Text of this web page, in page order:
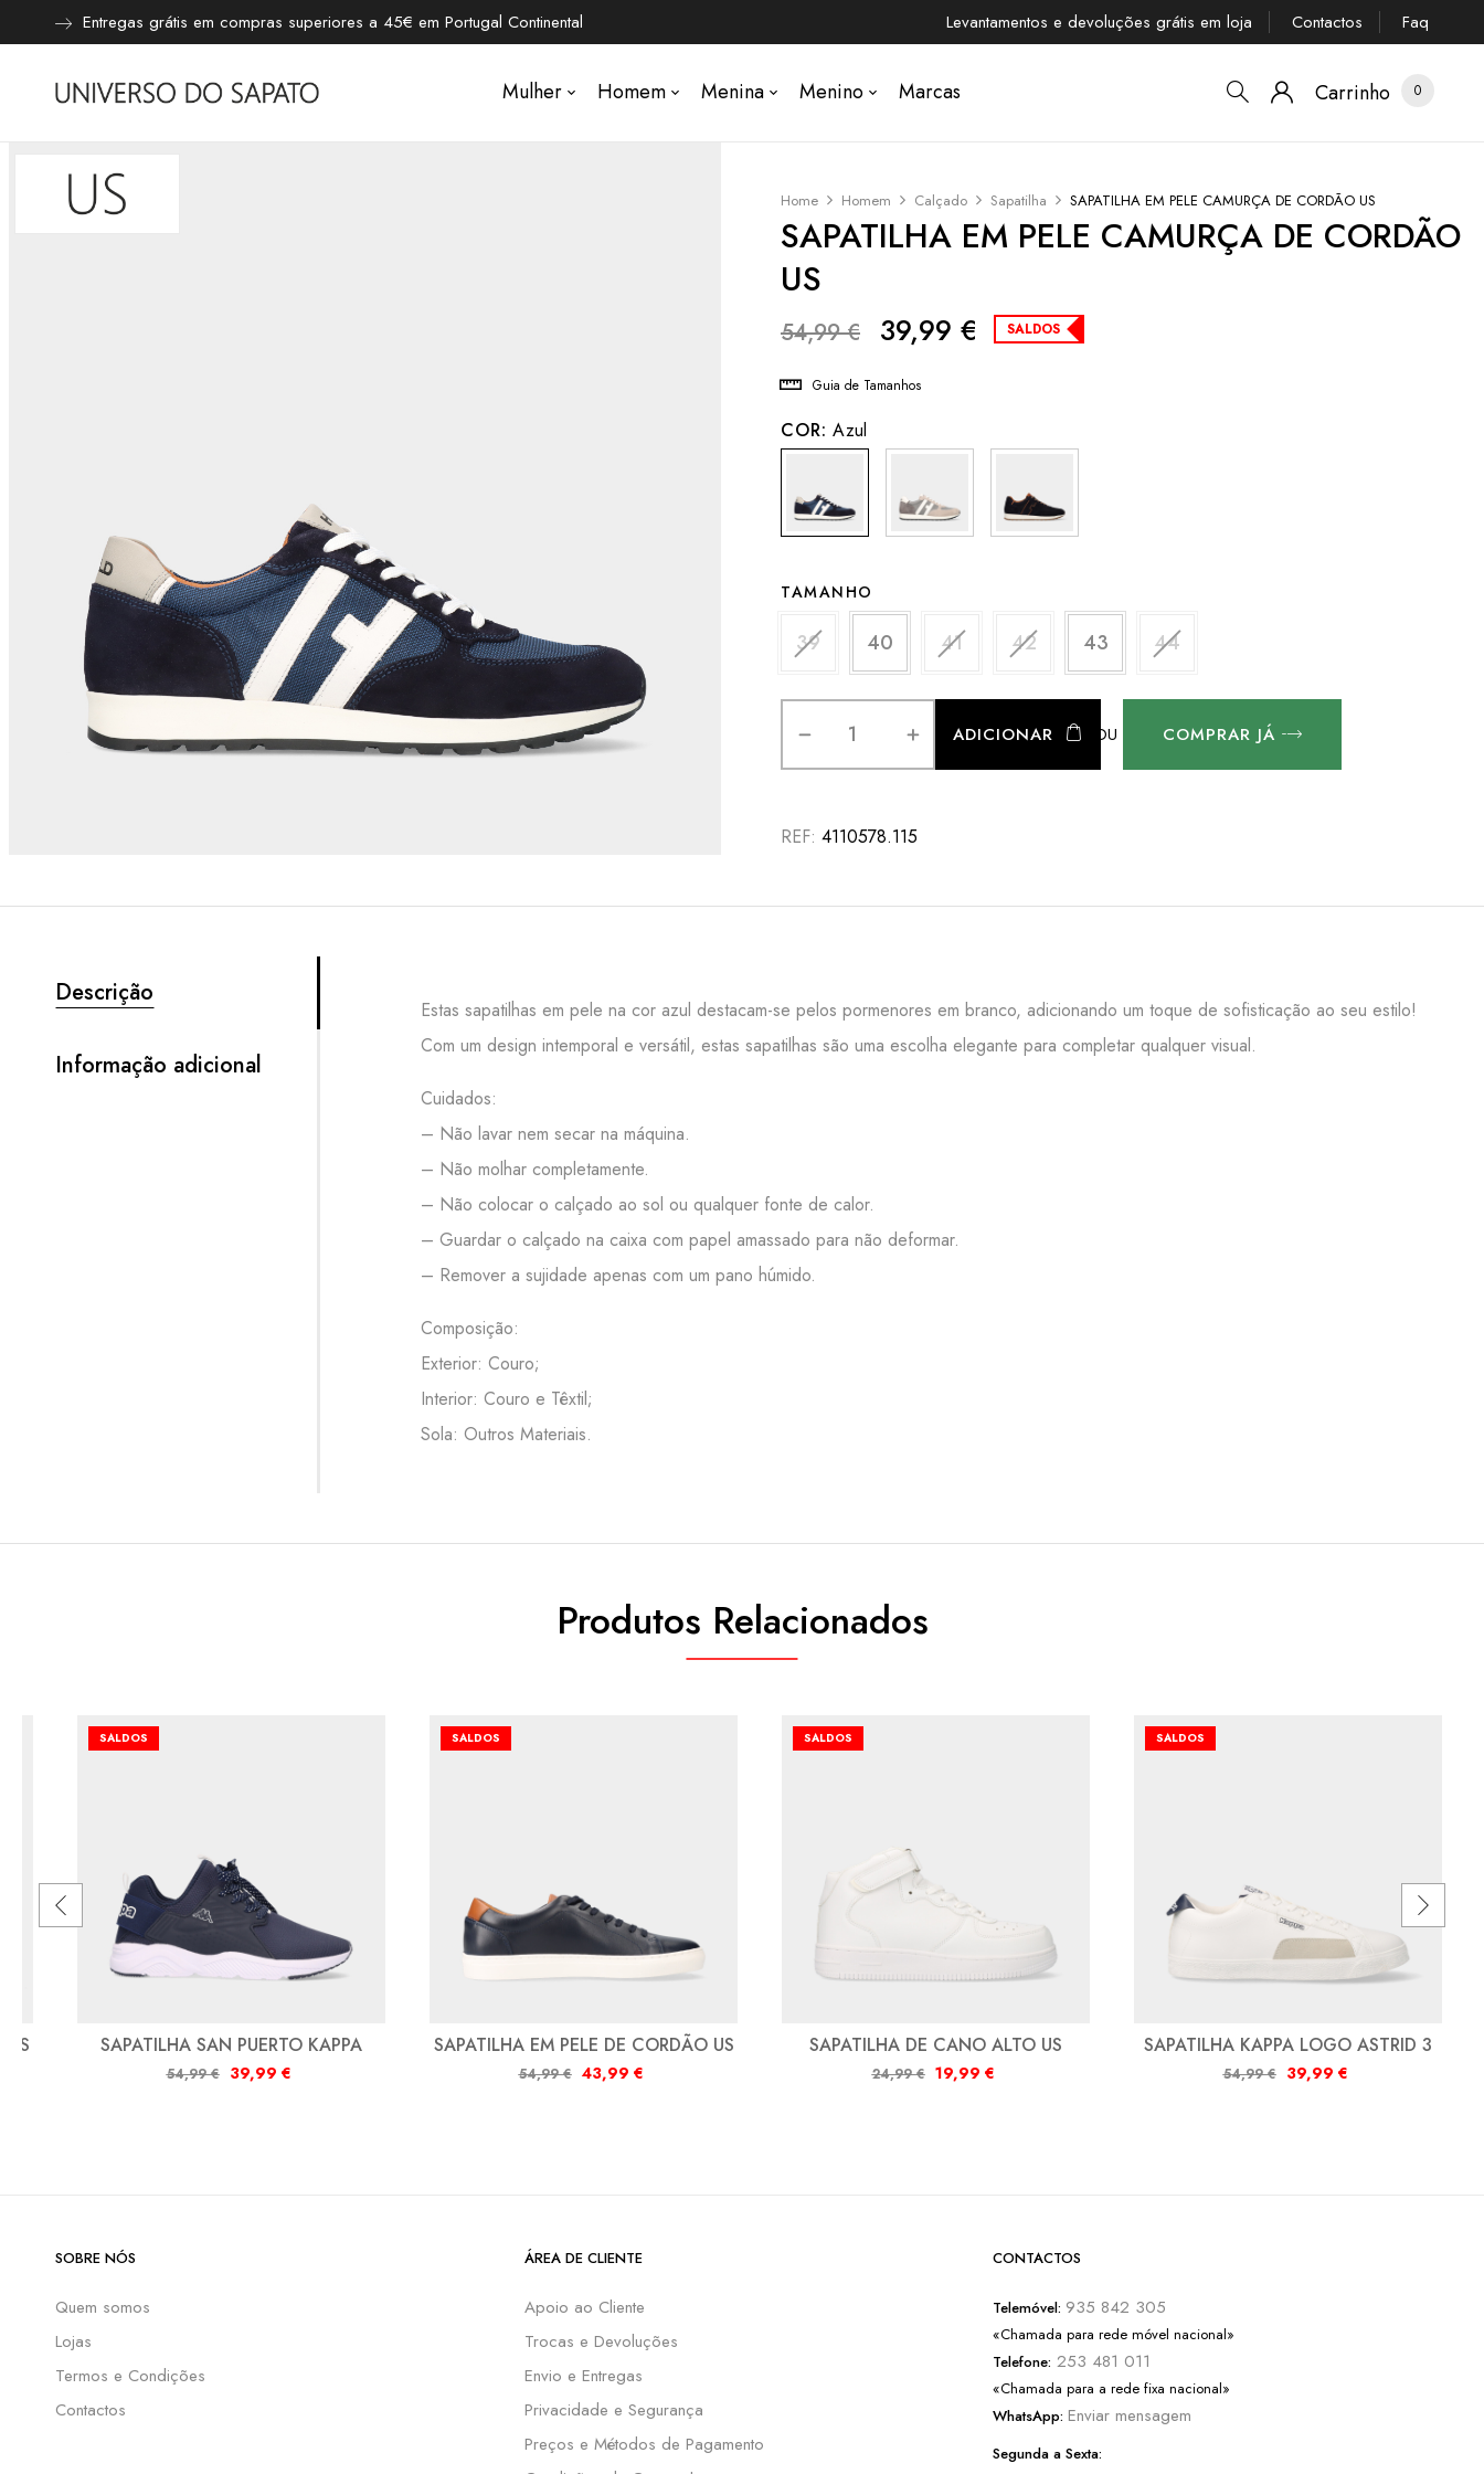
Entregas grátis em compras superiores a 45€ em Portugal Continental Levantamentos e devoluções grátis em loja Contactos Faq
Mulher Homem Menina Menino Marcas Carrinho 0
Home Homem Calçado Sapatilha SAPATILHA EM PELE CAMURÇA DE CORDÃO US
SAPATILHA EM PELE CAMURÇA DE CORDÃO
US
54,99€ 39,99 € SALDOS
Guia de Tamanhos
COR: Azul
TAMANHO
39 40 41 42 43 44
ADICIONAR OU COMPRAR JÁ
REF: 4110578.115
Descrição
Informação adicional
Estas sapatilhas em pele na cor azul destacam-se pelos pormenores em branco, adicionando um toque de sofisticação ao seu estilo!
Com um design intemporal e versátil, estas sapatilhas são uma escolha elegante para completar qualquer visual.
Cuidados:
– Não lavar nem secar na máquina.
– Não molhar completamente.
– Não colocar o calçado ao sol ou qualquer fonte de calor.
– Guardar o calçado na caixa com papel amassado para não deformar.
– Remover a sujidade apenas com um pano húmido.
Composição:
Exterior: Couro;
Interior: Couro e Têxtil;
Sola: Outros Materiais.
Produtos Relacionados
US
SALDOS
SAPATILHA SAN PUERTO KAPPA
54,99€ 39,99 €
SALDOS
SAPATILHA EM PELE DE CORDÃO US
54,99€ 43,99 €
SALDOS
SAPATILHA DE CANO ALTO US
24,99€ 19,99 €
SALDOS
SAPATILHA KAPPA LOGO ASTRID 3
54,99€ 39,99 €
SOBRE NÓS
Quem somos
Lojas
Termos e Condições
Contactos
ÁREA DE CLIENTE
Apoio ao Cliente
Trocas e Devoluções
Envio e Entregas
Privacidade e Segurança
Preços e Métodos de Pagamento
CONTACTOS
Telemóvel: 935 842 305
«Chamada para rede móvel nacional»
Telefone: 253 481 011
«Chamada para a rede fixa nacional»
WhatsApp:Enviar mensagem
Segunda a Sexta: